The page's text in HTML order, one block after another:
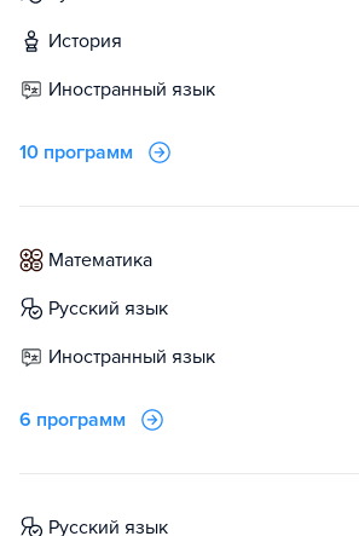
история
иностранный язык
10 программ
математика
русский язык
иностранный язык
6 программ
русский язык